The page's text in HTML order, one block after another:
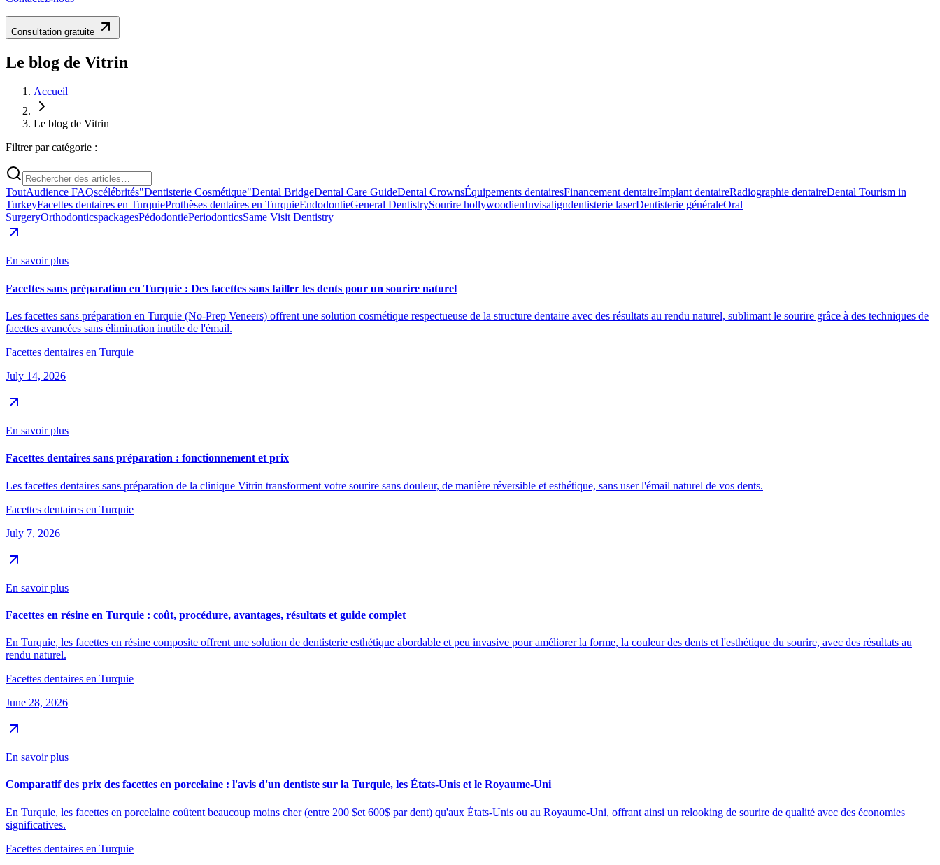
Consultation gratuite
Le blog de Vitrin
Accueil
Le blog de Vitrin
Filtrer par catégorie :
ToutAudience FAQscélébrités"Dentisterie Cosmétique"Dental BridgeDental Care GuideDental CrownsÉquipements dentairesFinancement dentaireImplant dentaireRadiographie dentaireDental Tourism in
TurkeyFacettes dentaires en TurquieProthèses dentaires en TurquieEndodontieGeneral DentistrySourire hollywoodienInvisaligndentisterie laserDentisterie généraleOral
SurgeryOrthodonticspackagesPédodontiePeriodonticsSame Visit Dentistry
En savoir plus
Facettes sans préparation en Turquie : Des facettes sans tailler les dents pour un sourire naturel
Les facettes sans préparation en Turquie (No-Prep Veneers) offrent une solution cosmétique respectueuse de la structure dentaire avec des résultats au rendu naturel, sublimant le sourire grâce à des techniques de
facettes avancées sans élimination inutile de l'émail.
Facettes dentaires en Turquie
July 14, 2026
En savoir plus
Facettes dentaires sans préparation : fonctionnement et prix
Les facettes dentaires sans préparation de la clinique Vitrin transforment votre sourire sans douleur, de manière réversible et esthétique, sans user l'émail naturel de vos dents.
Facettes dentaires en Turquie
July 7, 2026
En savoir plus
Facettes en résine en Turquie : coût, procédure, avantages, résultats et guide complet
En Turquie, les facettes en résine composite offrent une solution de dentisterie esthétique abordable et peu invasive pour améliorer la forme, la couleur des dents et l'esthétique du sourire, avec des résultats au
rendu naturel.
Facettes dentaires en Turquie
June 28, 2026
En savoir plus
Comparatif des prix des facettes en porcelaine : l'avis d'un dentiste sur la Turquie, les États-Unis et le Royaume-Uni
En Turquie, les facettes en porcelaine coûtent beaucoup moins cher (entre 200 $et 600$ par dent) qu'aux États-Unis ou au Royaume-Uni, offrant ainsi un relooking de sourire de qualité avec des économies
significatives.
Facettes dentaires en Turquie